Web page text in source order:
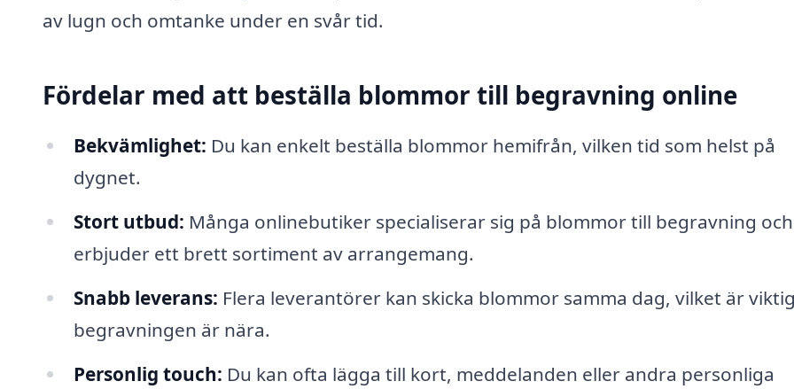
av lugn och omtanke under en svår tid.
Fördelar med att beställa blommor till begravning online
Bekvämlighet: Du kan enkelt beställa blommor hemifrån, vilken tid som helst på
dygnet.
Stort utbud: Många onlinebutiker specialiserar sig på blommor till begravning och
erbjuder ett brett sortiment av arrangemang.
Snabb leverans: Flera leverantörer kan skicka blommor samma dag, vilket är
begravningen är nära.
Personlig touch: Du kan ofta lägga till kort, meddelanden eller andra personliga